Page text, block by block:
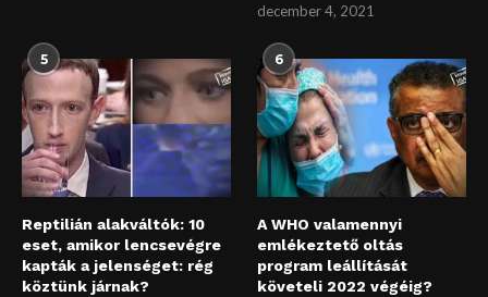
december 4, 2021
5
Reptilián alakváltók: 10
eset, amikor lencsevégre
kapták a jelenséget: rég
köztünk járnak?
6
A WHO valamennyi
emlékeztető oltás
program leállítását
követeli 2022 végéig?